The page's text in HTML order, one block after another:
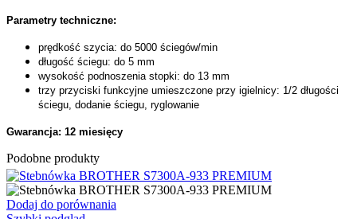
Parametry techniczne:
prędkość szycia: do 5000 ściegów/min
długość ściegu: do 5 mm
wysokość podnoszenia stopki: do 13 mm
trzy przyciski funkcyjne umieszczone przy igielnicy: 1/2 długości
ściegu, dodanie ściegu, ryglowanie
Gwarancja: 12 miesięcy
Podobne produkty
Dodaj do porównania